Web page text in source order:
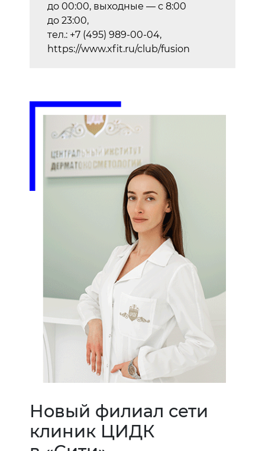
до 00:00, выходные — с 8:00
до 23:00,
тел.: +7 (495) 989-00-04,
https://www.xfit.ru/club/fusion
Новый филиал сети
клиник ЦИДК